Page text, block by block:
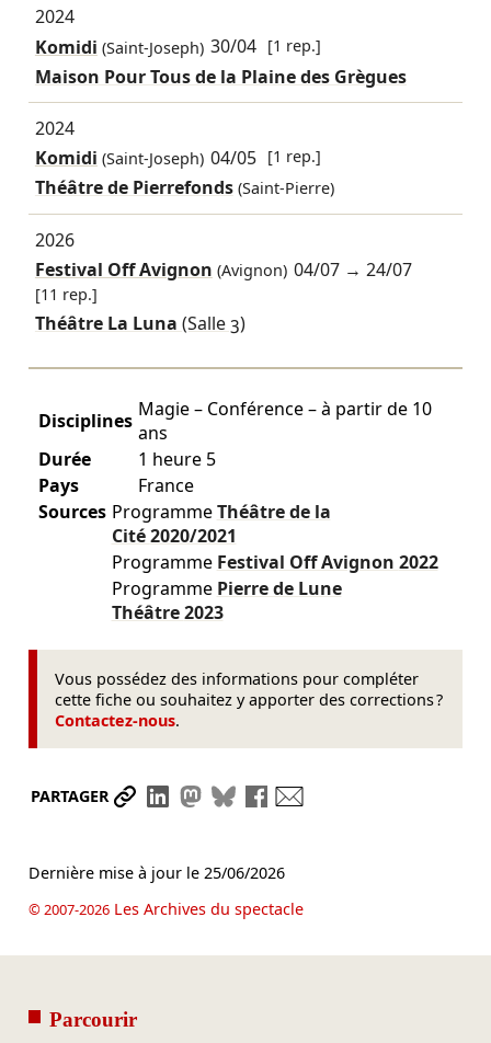
2024
Komidi (Saint-Joseph) 30/04 [1 rep.]
Maison Pour Tous de la Plaine des Grègues
2024
Komidi (Saint-Joseph) 04/05 [1 rep.]
Théâtre de Pierrefonds (Saint-Pierre)
2026
Festival Off Avignon (Avignon) 04/07 →24/07
[11 rep.]
Théâtre La Luna (Salle 3)
Disciplines Magie – Conférence – à partir de 10
ans
Durée
1 heure 5
Pays
France
Sources ProgrammeThéâtre de la
Cité2020/2021
Programme Festival Off Avignon 2022
Programme Pierre de Lune
Théâtre2023
Vous possédez des informations pour compléter
cette fiche ou souhaitez y apporter des corrections ?
Contactez-nous.
PARTAGER Partager le lien
Partager sur LinkedIn
Partager sur Mastodon
Partager sur Bluesky
Partager sur Facebook
Dernière mise à jour le 25/06/2026
© 2007-2026Les Archives du spectacle
Parcourir